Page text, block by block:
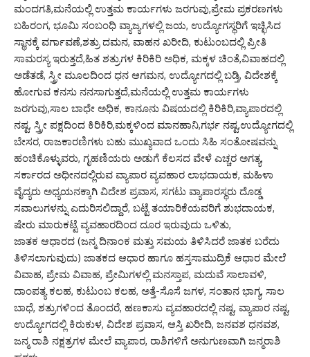
ಮಂದಗತಿ,ಮನೆಯಲ್ಲಿ ಉತ್ತಮ ಕಾರ್ಯಗಳು ಜರಗುವು,ಪ್ರೇಮ ಪ್ರಕರಣಗಳು
ಬಹಿರಂಗ, ಭೂಮಿ ಸಂಬಂಧಿ ವ್ಯಾಜ್ಯಗಳಲ್ಲಿ ಜಯ, ಉದ್ಯೋಗಸ್ಥರಿಗೆ ಇಚ್ಛಿಸಿದ
ಸ್ಥಾನಕ್ಕೆ ವರ್ಗಾವಣೆ,ಶತ್ರು ದಮನ, ವಾಹನ ಖರೀದಿ, ಕುಟುಂಬದಲ್ಲಿ ಪ್ರೀತಿ
ಸಾಮರಸ್ಯ ಇರುತ್ತದೆ,ಹಿತ ಶತ್ರುಗಳ ಕಿರಿಕಿರಿ ಅಧಿಕ, ಮಕ್ಕಳ ಚಿಂತೆ,ವಿವಾಹದಲ್ಲಿ
ಅಡೆತಡೆ, ಸ್ತ್ರೀ ಮೂಲದಿಂದ ಧನ ಆಗಮನ, ಉದ್ಯೋಗದಲ್ಲಿ ಬಡ್ತಿ, ವಿದೇಶಕ್ಕೆ
ಹೋಗುವ ಕನಸು ನನಸಾಗುತ್ತದೆ,ಮನೆಯಲ್ಲಿ ಉತ್ತಮ ಕಾರ್ಯಗಳು
ಜರಗುವು,ಸಾಲ ಬಾಧೇ ಅಧಿಕ, ಕಾನೂನು ವಿಷಯದಲ್ಲಿ ಕಿರಿಕಿರಿ,ವ್ಯಾಪಾರದಲ್ಲಿ
ನಷ್ಟ, ಸ್ತ್ರೀ ಪಕ್ಷದಿಂದ ಕಿರಿಕಿರಿ,ಮಕ್ಕಳಿಂದ ಮಾನಹಾನಿ,ಗರ್ಭ ನಷ್ಟ,ಉದ್ಯೋಗದಲ್ಲಿ
ಬೇಸರ, ರಾಜಕಾರಣಿಗಳು ಬಹು ಮುಖ್ಯವಾದ ಒಂದು ಸಿಹಿ ಸಂತೋಷವನ್ನು
ಹಂಚಿಕೊಳ್ಳುವರು, ಗೃಹಣಿಯರು ಅಡುಗೆ ಕೆಲಸದ ವೇಳೆ ಎಚ್ಚರ ಅಗತ್ಯ,
ಸರ್ಕಾರದ ಅಧೀನದಲ್ಲಿರುವ ವ್ಯಾಪಾರ ವ್ಯವಹಾರ ಲಾಭದಾಯಕ, ಮಹಿಳಾ
ವೈದ್ಯರು ಅಧ್ಯಯನಕ್ಕಾಗಿ ವಿದೇಶ ಪ್ರವಾಸ, ಸಗಟು ವ್ಯಾಪಾರಸ್ಥರು ದೊಡ್ಡ
ಸವಾಲುಗಳನ್ನು ಎದುರಿಸಲಿದ್ದಾರೆ, ಬಟ್ಟೆ ತಯಾರಿಕೆಯವರಿಗೆ ಶುಭದಾಯಕ,
ಷೇರು ಮಾರುಕಟ್ಟೆ ವ್ಯವಹಾರದಿಂದ ದೂರ ಇರುವುದು ಒಳಿತು,
ಜಾತಕ ಆಧಾರದ (ಜನ್ಮ ದಿನಾಂಕ ಮತ್ತು ಸಮಯ ತಿಳಿಸಿದರೆ ಜಾತಕ ಬರೆದು
ತಿಳಿಸಲಾಗುವುದು) ಜಾತಕದ ಆಧಾರ ಹಾಗೂ ಹಸ್ತಸಾಮುದ್ರಿಕೆ ಆಧಾರ ಮೇಲೆ
ವಿವಾಹ, ಪ್ರೇಮ ವಿವಾಹ, ಪ್ರೇಮಿಗಳಲ್ಲಿ ಮನಸ್ತಾಪ, ಮದುವೆ ಸಾಲಾವಳಿ,
ದಾಂಪತ್ಯ ಕಲಹ, ಕುಟುಂಬ ಕಲಹ, ಅತ್ತೆ-ಸೊಸೆ ಜಗಳ, ಸಂತಾನ ಭಾಗ್ಯ, ಸಾಲ
ಬಾಧೆ, ಶತ್ರುಗಳಿಂದ ತೊಂದರೆ, ಹಣಕಾಸು ವ್ಯವಹಾರದಲ್ಲಿ ನಷ್ಟ, ವ್ಯಾಪಾರ ನಷ್ಟ,
ಉದ್ಯೋಗದಲ್ಲಿ ಕಿರುಕುಳ, ವಿದೇಶ ಪ್ರವಾಸ, ಆಸ್ತಿ ಖರೀದಿ, ಜನವಶ ಧನವಶ,
ಜನ್ಮ ರಾಶಿ ನಕ್ಷತ್ರಗಳ ಮೇಲೆ ವ್ಯಾಪಾರ, ರಾಶಿಗಳಿಗೆ ಅನುಗುಣವಾಗಿ ಜನ್ಮರಾಶಿ